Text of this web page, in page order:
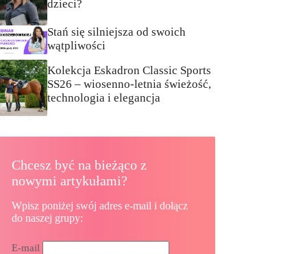
dzieci?
Stań się silniejsza od swoich
wątpliwości
Kolekcja Eskadron Classic Sports
SS26 – wiosenno-letnia świeżość,
technologia i elegancja
Chcesz być na bieżąco z
nowymi artykułami?
Wpisz poniżej swój adres e-mail i dołącz
do naszej grupy:
E-mail